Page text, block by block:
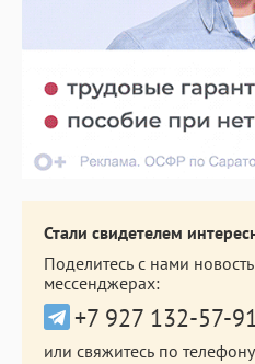
Стали свидетелем
Поделитесь с нами
мессенджерах:
+7 927 132-57-
или свяжитесь по